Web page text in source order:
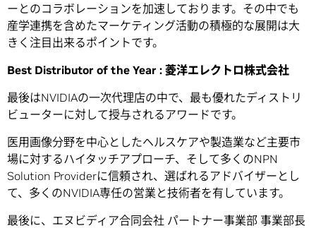
ーとのコラボレーションを加速しております。その中でも
産学連携を含めたマーケティング活動の積極的な展開は大
きく注目出来るポイントです。
Best Distributor of the Year : 菱洋エレクトロ株式会社
最後はNVIDIAの一次代理店の中で、最も優れたディストリ
ビューターに対して授与されるアワードです。
医用画像分野を中心としたヘルスケアや製造業など主要市
場に対するハイタッチアプローチ、そして多くのNPN
Solution Providerに信頼され、選ばれるアドバイザーとし
て、多くのNVIDIA専任の営業と技術者を有しています。
最後に、エヌビディア合同会社 パートナー事業部 事業部長